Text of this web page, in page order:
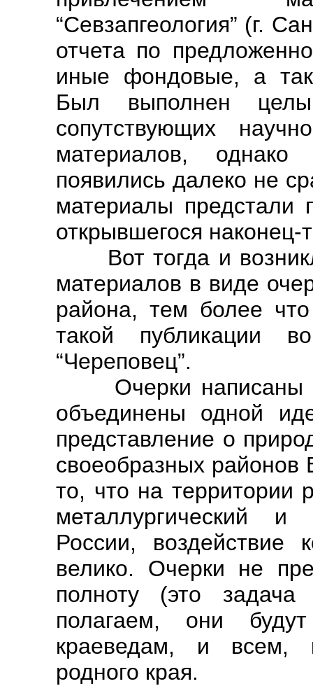
“Севзапгеология” (г.
отчета по
иные фондовые, а
Был выполнен
сопутствующих
материалов,
появились далеко не
материалы предстали
открывшегося наконец-
Вот тогда и
материалов в виде
района, тем более
такой публикации
“Череповец”.
Очерки написаны
объединены одной
представление о
своеобразных районов
то, что на территории
металлургический
России, воздействие
велико. Очерки не
полноту (это
полагаем, они
краеведам, и всем,
родного края.